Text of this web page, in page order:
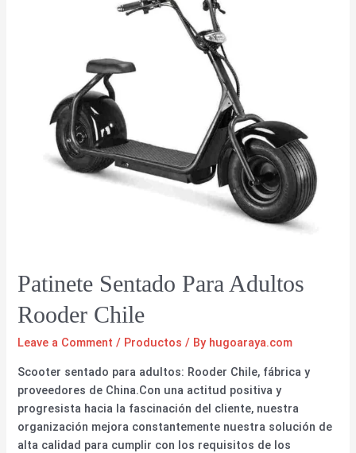
Patinete Sentado Para Adultos
Rooder Chile
Leave a Comment / Productos / By hugoaraya.com
Scooter sentado para adultos: Rooder Chile, fábrica y
proveedores de China.Con una actitud positiva y
progresista hacia la fascinación del cliente, nuestra
organización mejora constantemente nuestra solución de
alta calidad para cumplir con los requisitos de los